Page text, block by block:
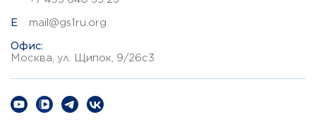
E mail@gs1ru.org
Офис:
Москва, ул. Щипок, 9/26с3